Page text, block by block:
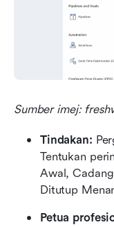
Sumber imej:
Tindakan:
Tentukan
Awal,
Ditutup
Petua